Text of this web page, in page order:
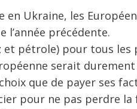
Ukraine, les
l’année précédente.
pétrole) pour tous les
serait
que de payer ses
pour ne pas perdre la